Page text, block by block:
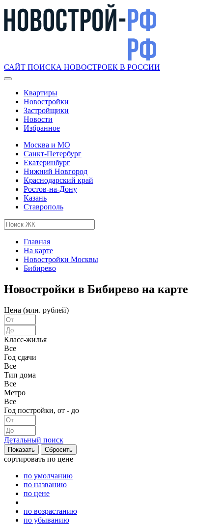
САЙТ ПОИСКА НОВОСТРОЕК В РОССИИ
Квартиры
Новостройки
Застройщики
Новости
Избранное
Москва и МО
Санкт-Петербург
Екатеринбург
Нижний Новгород
Краснодарский край
Ростов-на-Дону
Казань
Ставрополь
Главная
На карте
Новостройки Москвы
Бибирево
Новостройки в Бибирево на карте
Цена (млн. рублей)
Класс-жилья
Все
Год сдачи
Все
Тип дома
Все
Метро
Все
Год постройки, от - до
Детальный поиск
сортировать по цене
по умолчанию
по названию
по цене
по возрастанию
по убыванию